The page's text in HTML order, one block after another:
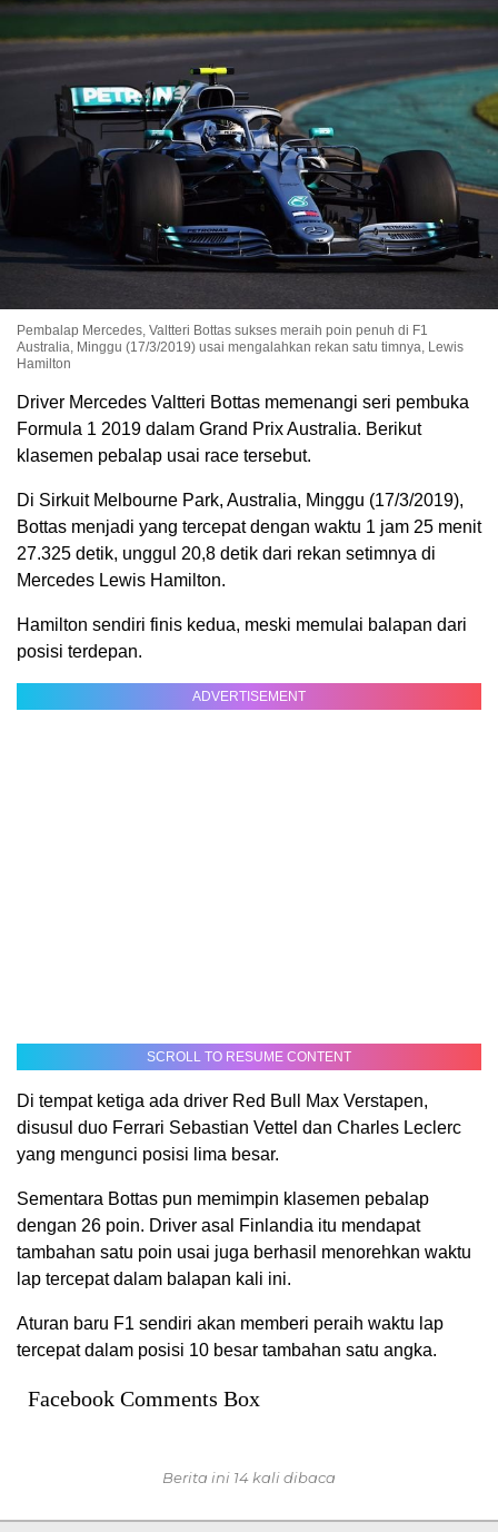
Pembalap Mercedes, Valtteri Bottas sukses meraih poin penuh di F1
Australia, Minggu (17/3/2019) usai mengalahkan rekan satu timnya, Lewis
Hamilton
Driver Mercedes Valtteri Bottas memenangi seri pembuka
Formula 1 2019 dalam Grand Prix Australia. Berikut
klasemen pebalap usai race tersebut.
Di Sirkuit Melbourne Park, Australia, Minggu (17/3/2019),
Bottas menjadi yang tercepat dengan waktu 1 jam 25 menit
27.325 detik, unggul 20,8 detik dari rekan setimnya di
Mercedes Lewis Hamilton.
Hamilton sendiri finis kedua, meski memulai balapan dari
posisi terdepan.
ADVERTISEMENT
SCROLL TO RESUME CONTENT
Di tempat ketiga ada driver Red Bull Max Verstapen,
disusul duo Ferrari Sebastian Vettel dan Charles Leclerc
yang mengunci posisi lima besar.
Sementara Bottas pun memimpin klasemen pebalap
dengan 26 poin. Driver asal Finlandia itu mendapat
tambahan satu poin usai juga berhasil menorehkan waktu
lap tercepat dalam balapan kali ini.
Aturan baru F1 sendiri akan memberi peraih waktu lap
tercepat dalam posisi 10 besar tambahan satu angka.
Facebook Comments Box
Berita ini 14 kali dibaca